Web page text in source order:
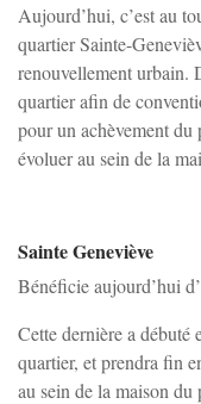
Venoy
Villeneuve-
Vincelottes
Aujourd’hui, c’est au
quartier Sainte-
renouvellement urbain.
quartier afin de
pour un achèvement
évoluer au sein de la
Sainte Geneviève
Bénéficie aujourd’hui
Cette dernière a débuté
quartier, et prendra fin
au sein de la maison du